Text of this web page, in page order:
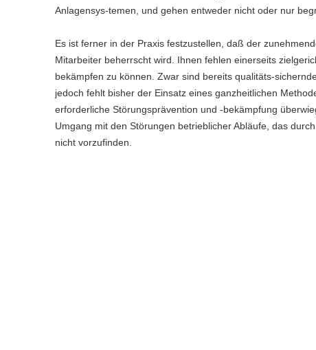
Anlagensys-temen, und gehen entweder nicht oder nur
Es ist ferner in der Praxis festzustellen, daß der
Mitarbeiter beherrscht wird. Ihnen fehlen einerseits
bekämpfen zu können. Zwar sind bereits qualitäts-
jedoch fehlt bisher der Einsatz eines ganzheitlichen
erforderliche Störungsprävention und -bekämpfung
Umgang mit den Störungen betrieblicher Abläufe, das
nicht vorzufinden.